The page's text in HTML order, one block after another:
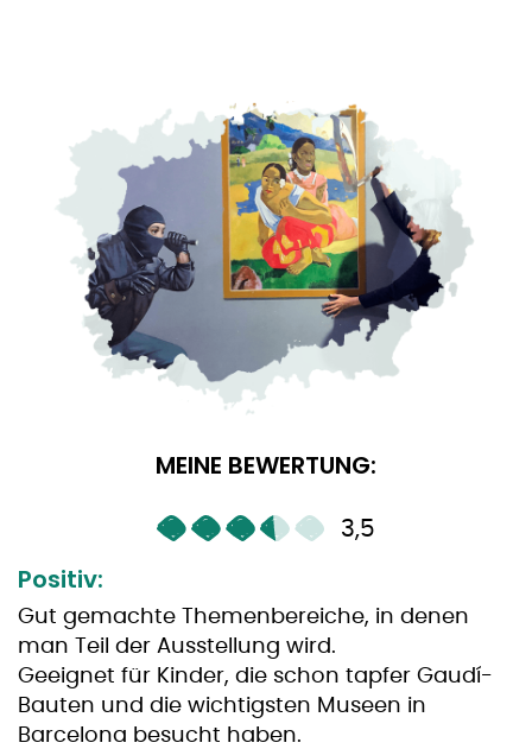
MEINE BEWERTUNG:
3,5
Positiv:
Gut gemachte Themenbereiche, in denen
man Teil der Ausstellung wird.
Geeignet für Kinder, die schon tapfer Gaudí-
Bauten und die wichtigsten Museen in
Barcelona besucht haben.